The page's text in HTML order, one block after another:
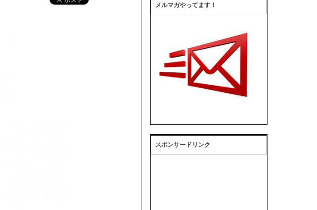
メルマガやってます！
スポンサードリンク